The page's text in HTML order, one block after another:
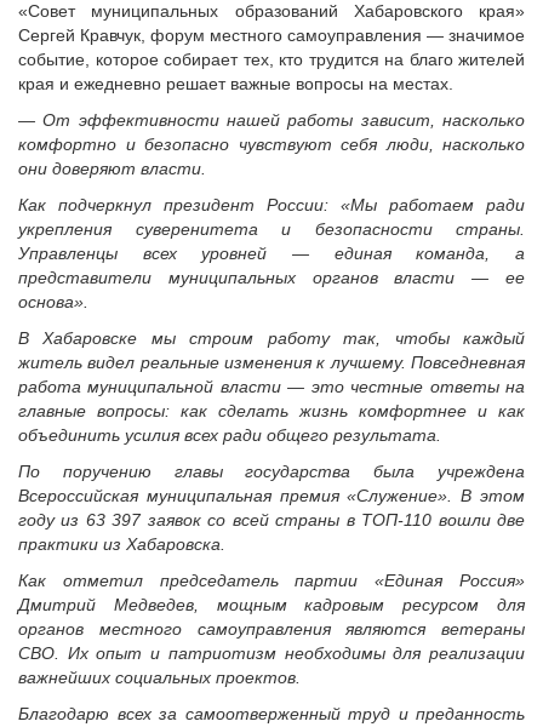
СМИ о нас
МЕТОДИЧЕСКИЙ РАЗДЕЛ
Опыт регионов
Методические материалы
Опыт муниципалитетов
Судебная практика
Мнение специалиста
Конкурсы Совета
Семинары Совета
Издания Совета
Вопрос-ответ
ВАРМСУ
Новости ВАРМСУ
НАСЕЛЕНИЕ И МСУ
Новости ТОС
Лучшие практики ТОС
ЮРИДИЧЕСКИЙ СОВЕТ
Новости юридического совета
«Совет муниципальных образований Хабаровского края»
Сергей Кравчук, форум местного самоуправления — значимое
событие, которое собирает тех, кто трудится на благо жителей
края и ежедневно решает важные вопросы на местах.
— От эффективности нашей работы зависит, насколько
комфортно и безопасно чувствуют себя люди, насколько
они доверяют власти.
Как подчеркнул президент России: «Мы работаем ради
укрепления суверенитета и безопасности страны.
Управленцы всех уровней — единая команда, а
представители муниципальных органов власти — ее
основа».
В Хабаровске мы строим работу так, чтобы каждый
житель видел реальные изменения к лучшему. Повседневная
работа муниципальной власти — это честные ответы на
главные вопросы: как сделать жизнь комфортнее и как
объединить усилия всех ради общего результата.
По поручению главы государства была учреждена
Всероссийская муниципальная премия «Служение». В этом
году из 63 397 заявок со всей страны в ТОП-110 вошли две
практики из Хабаровска.
Как отметил председатель партии «Единая Россия»
Дмитрий Медведев, мощным кадровым ресурсом для
органов местного самоуправления являются ветераны
СВО. Их опыт и патриотизм необходимы для реализации
важнейших социальных проектов.
Благодарю всех за самоотверженный труд и преданность